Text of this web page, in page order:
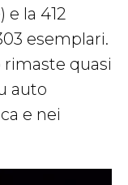
e la 412
esemplari.
rimaste quasi
auto
e nei